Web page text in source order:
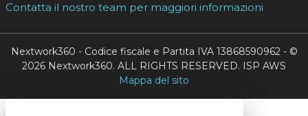
Contatta il nostro team per maggiori informazioni
Nextwork360 - Codice fiscale e Partita IVA 13868590962 - ©
2026 Nextwork360. ALL RIGHTS RESERVED. ISP AWS
Mappa del sito